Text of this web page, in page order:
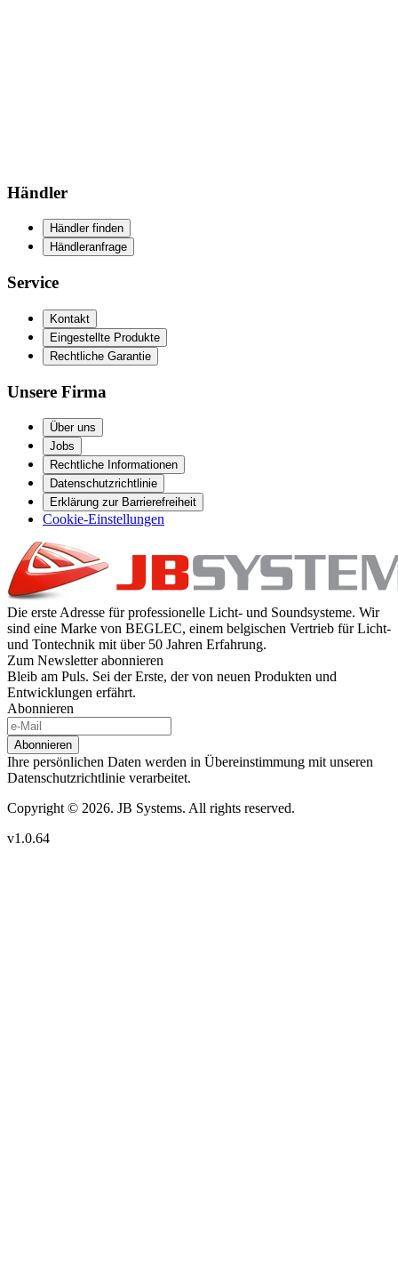
Händler
Händler finden
Händleranfrage
Service
Kontakt
Eingestellte Produkte
Rechtliche Garantie
Unsere Firma
Über uns
Jobs
Rechtliche Informationen
Datenschutzrichtlinie
Erklärung zur Barrierefreiheit
Cookie-Einstellungen
Die erste Adresse für professionelle Licht- und Soundsysteme. Wir
sind eine Marke von BEGLEC, einem belgischen Vertrieb für Licht-
und Tontechnik mit über 50 Jahren Erfahrung.
Zum Newsletter abonnieren
Bleib am Puls. Sei der Erste, der von neuen Produkten und
Entwicklungen erfährt.
Abonnieren
Abonnieren
Ihre persönlichen Daten werden in Übereinstimmung mit unseren
Datenschutzrichtlinie verarbeitet.
Copyright © 2026. JB Systems. All rights reserved.
v1.0.64